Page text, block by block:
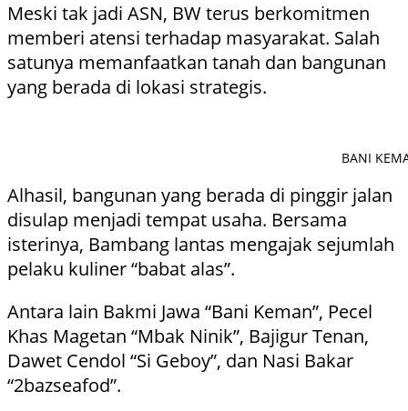
Meski tak jadi ASN, BW terus berkomitmen
memberi atensi terhadap masyarakat. Salah
satunya memanfaatkan tanah dan bangunan
yang berada di lokasi strategis.
BANI
Alhasil, bangunan yang berada di pinggir jalan
disulap menjadi tempat usaha. Bersama
isterinya, Bambang lantas mengajak sejumlah
pelaku kuliner “babat alas”.
Antara lain Bakmi Jawa “Bani Keman”, Pecel
Khas Magetan “Mbak Ninik”, Bajigur Tenan,
Dawet Cendol “Si Geboy”, dan Nasi Bakar
“2bazseafod”.